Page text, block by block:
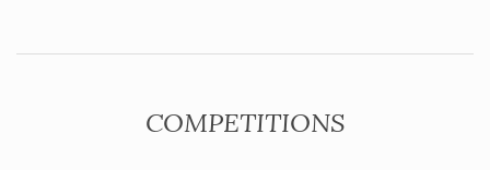
COMPETITIONS